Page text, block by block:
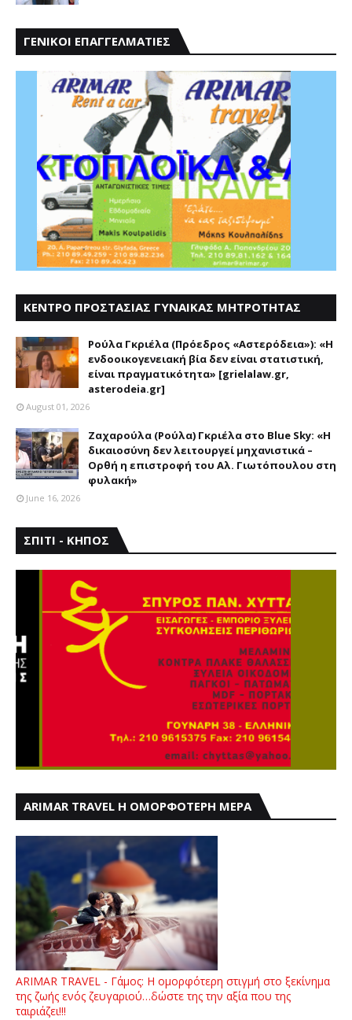
ΓΕΝΙΚΟΙ ΕΠΑΓΓΕΛΜΑΤΙΕΣ
ΚΕΝΤΡΟ ΠΡΟΣΤΑΣΙΑΣ ΓΥΝΑΙΚΑΣ ΜΗΤΡΟΤΗΤΑΣ
Ρούλα Γκριέλα (Πρόεδρος «Αστερόδεια»): «Η
ενδοοικογενειακή βία δεν είναι στατιστική,
είναι πραγματικότητα» [grielalaw.gr,
asterodeia.gr]
August 01, 2026
Ζαχαρούλα (Ρούλα) Γκριέλα στο Blue Sky: «Η
δικαιοσύνη δεν λειτουργεί μηχανιστικά –
Ορθή η επιστροφή του Αλ. Γιωτόπουλου στη
φυλακή»
June 16, 2026
ΣΠΙΤΙ - ΚΗΠΟΣ
ARIMAR TRAVEL Η ΟΜΟΡΦΟΤΕΡΗ ΜΕΡΑ
ARIMAR TRAVEL - Γάμος: Η ομορφότερη στιγμή στο ξεκίνημα
της ζωής ενός ζευγαριού…δώστε της την αξία που της
ταιριάζει!!!